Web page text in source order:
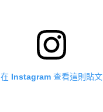
在 Instagram 查看這則貼文